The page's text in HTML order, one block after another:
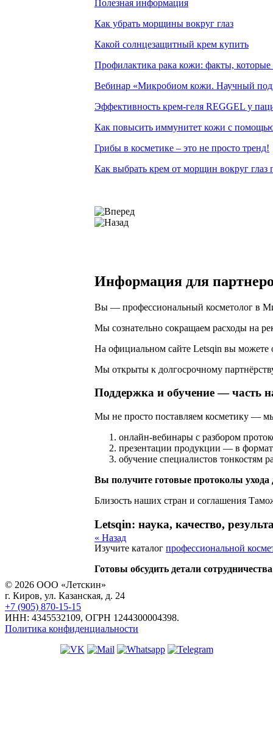
Полезная информация
Как убрать морщины вокруг глаз
Какой солнцезащитный крем купить
Профилактика рака кожи: факты,
Вебинар «Микробиом кожи. Научный
Эффективность крем-геля REGGEL у
Как повысить иммунитет кожи с
Грибы в косметике – это не просто тренд!
Как выбрать крем от морщин вокруг глаз
Информация для
Вы — профессиональный косметолог в
Мы сознательно сокращаем расходы на
На официальном сайте Letsqin вы можете
Мы открыты к долгосрочному
Поддержка и обучение — часть
Мы не просто поставляем косметику — мы
онлайн‑вебинары с разбором
презентации продукции — в
обучение специалистов тонкостям
Вы получите готовые протоколы
Близость наших стран и соглашения
Letsqin: наука, качество,
Изучите каталог профессиональной
Готовы обсудить детали
« Назад
© 2026 ООО «Летскин»
г. Киров, ул. Казанская, д. 24
+7 (905) 870-15-15
ИНН: 4345532109, ОГРН 1244300004398.
Политика конфиденциальности